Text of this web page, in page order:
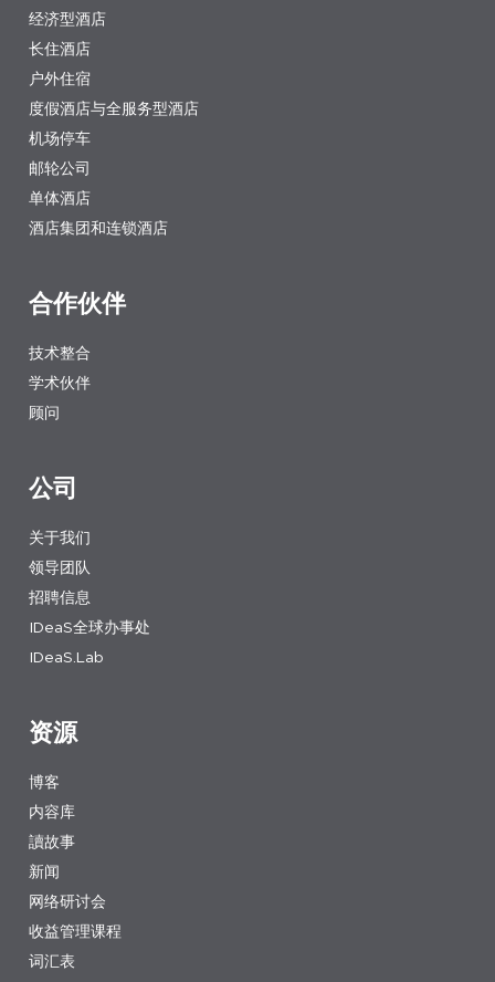
经济型酒店
长住酒店
户外住宿
度假酒店与全服务型酒店
机场停车
邮轮公司
单体酒店
酒店集团和连锁酒店
公司
关于我们
领导团队
招聘信息
IDeaS全球办事处
IDeaS.Lab
资源
博客
内容库
讀故事
新闻
网络研讨会
收益管理课程
词汇表
合作伙伴
技术整合
学术伙伴
顾问